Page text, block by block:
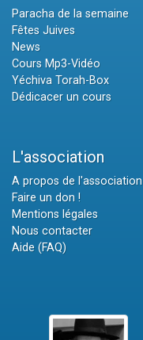
Paracha de la semaine
Fêtes Juives
News
Cours Mp3-Vidéo
Yéchiva Torah-Box
Dédicacer un cours
L'association
A propos de l'association
Faire un don !
Mentions légales
Nous contacter
Aide (FAQ)